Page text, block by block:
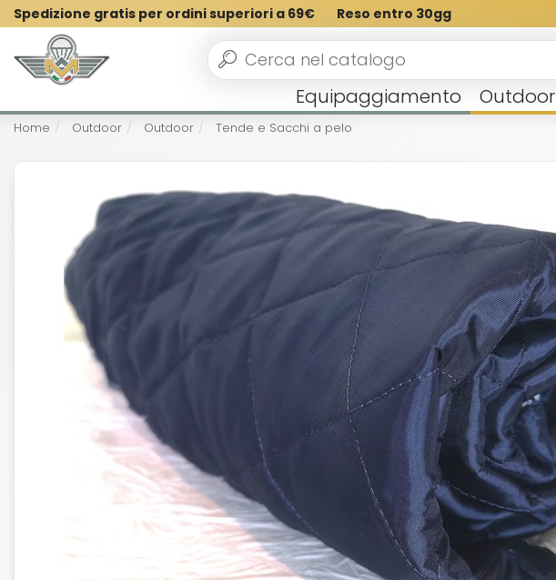
Spedizione gratis per ordini superiori a 69€ Reso entro 30gg
Equipaggiamento Outdoor
Home Outdoor Outdoor Tende e Sacchi a pelo